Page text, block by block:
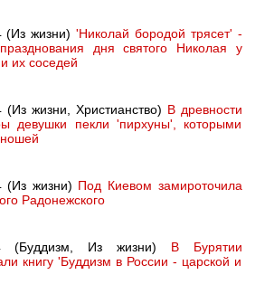
(Из жизни) 'Николай бородой трясет' -
дня святого Николая у
их соседей
(Из жизни, Христианство) В древности
девушки пекли 'пирхуны', которыми
(Из жизни) Под Киевом замироточила
Радонежского
(Буддизм, Из жизни) В Бурятии
книгу 'Буддизм в России - царской и